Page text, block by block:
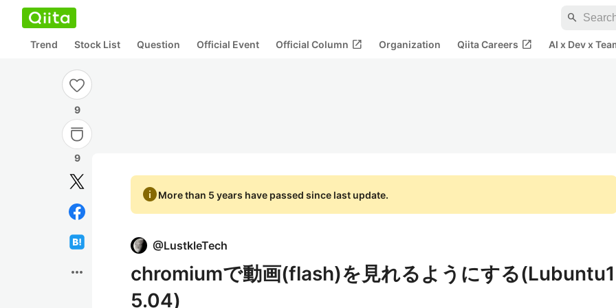
search
Trend Stock List Question Official Event Official Column open_in_new Organization Qiita Careers open_in_new AI x Dev x
9
9
more_horiz
infoMore than 5 years have passed since last update.
@LustkleTech
chromiumで動画(flash)を見れるようにする(Lubuntu1
5.04)